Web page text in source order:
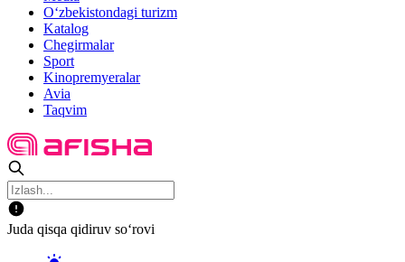
O‘zbekistondagi turizm
Katalog
Chegirmalar
Sport
Kinopremyeralar
Avia
Taqvim
Juda qisqa qidiruv so‘rovi